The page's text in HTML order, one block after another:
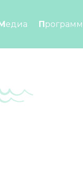
Медиа